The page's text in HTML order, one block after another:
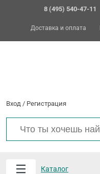
8 (495) 540-47-11
Доставка и оплата
Вход / Регистрация
Каталог